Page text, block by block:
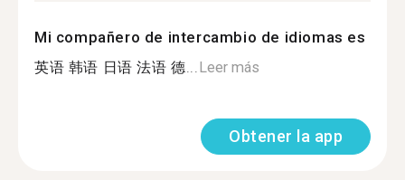
Mi compañero de intercambio de idiomas es
英语 韩语 日语 法语 德...Leer más
Obtener la app